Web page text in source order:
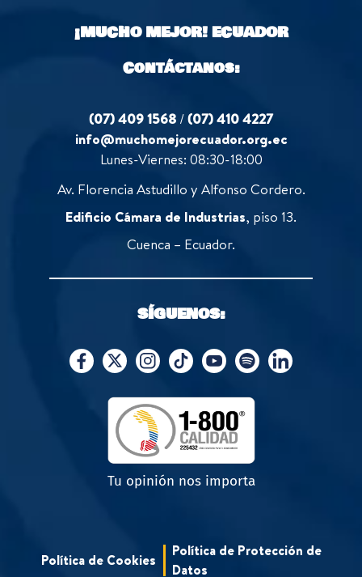
¡MUCHO MEJOR!ECUADOR
Contáctanos:
(07) 409 1568 /(07) 410 4227
info@muchomejorecuador.org.ec
Lunes-Viernes: 08:30-18:00
Av. Florencia Astudillo y Alfonso Cordero.
Edificio Cámara de Industrias, piso 13.
Cuenca – Ecuador.
SÍGUENOS:
Tu opinión nos importa
Política de Cookies
Política de Protección de
Datos